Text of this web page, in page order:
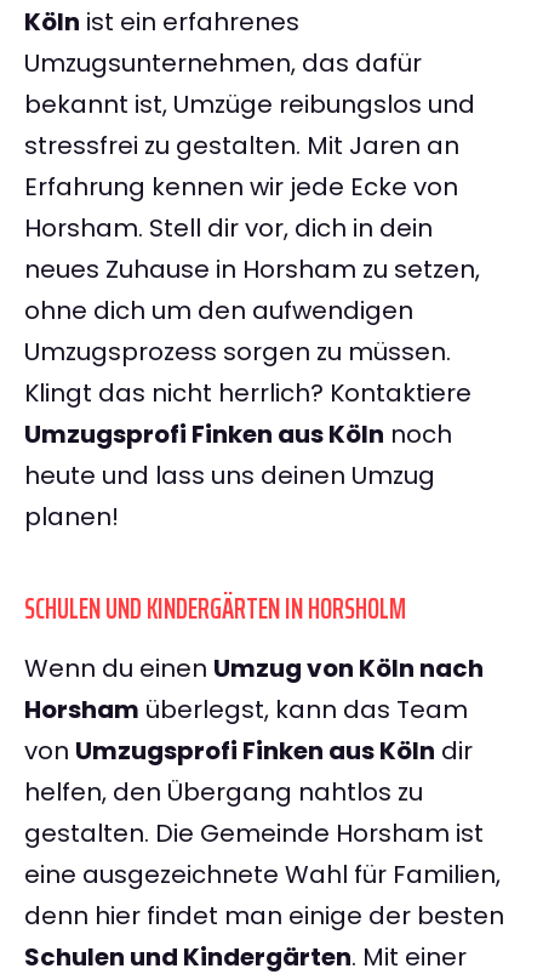
Köln ist ein erfahrenes
Umzugsunternehmen, das dafür
bekannt ist, Umzüge reibungslos und
stressfrei zu gestalten. Mit Jaren an
Erfahrung kennen wir jede Ecke von
Horsham. Stell dir vor, dich in dein
neues Zuhause in Horsham zu setzen,
ohne dich um den aufwendigen
Umzugsprozess sorgen zu müssen.
Klingt das nicht herrlich? Kontaktiere
Umzugsprofi Finken aus Köln noch
heute und lass uns deinen Umzug
planen!
SCHULEN UND KINDERGÄRTEN IN HORSHOLM
Wenn du einen Umzug von Köln nach
Horsham überlegst, kann das Team
von Umzugsprofi Finken aus Köln dir
helfen, den Übergang nahtlos zu
gestalten. Die Gemeinde Horsham ist
eine ausgezeichnete Wahl für Familien,
denn hier findet man einige der besten
Schulen und Kindergärten. Mit einer